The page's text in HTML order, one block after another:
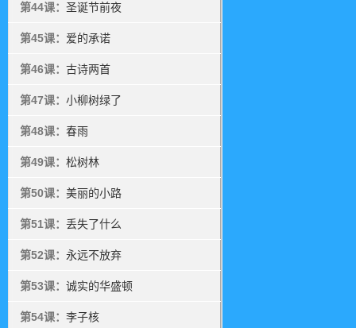
第44课： 圣诞节前夜
第45课： 爱的承诺
第46课： 古诗两首
第47课： 小柳树绿了
第48课： 春雨
第49课： 松树林
第50课： 美丽的小路
第51课： 丢失了什么
第52课： 永远不放弃
第53课： 诚实的华盛顿
第54课： 李子核